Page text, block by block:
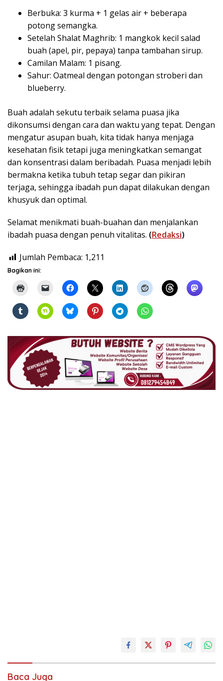
Berbuka: 3 kurma + 1 gelas air + beberapa
potong semangka.
Setelah Shalat Maghrib: 1 mangkok kecil salad
buah (apel, pir, pepaya) tanpa tambahan sirup.
Camilan Malam: 1 pisang.
Sahur: Oatmeal dengan potongan stroberi dan
blueberry.
Buah adalah sekutu terbaik selama puasa jika
dikonsumsi dengan cara dan waktu yang tepat. Dengan
mengatur asupan buah, kita tidak hanya menjaga
kesehatan fisik tetapi juga meningkatkan semangat
dan konsentrasi dalam beribadah. Puasa menjadi lebih
bermakna ketika tubuh tetap segar dan pikiran
terjaga, sehingga ibadah pun dapat dilakukan dengan
khusyuk dan optimal.
Selamat menikmati buah-buahan dan menjalankan
ibadah puasa dengan penuh vitalitas. (Redaksi)
Jumlah Pembaca: 1,211
Bagikan ini:
Baca Juga